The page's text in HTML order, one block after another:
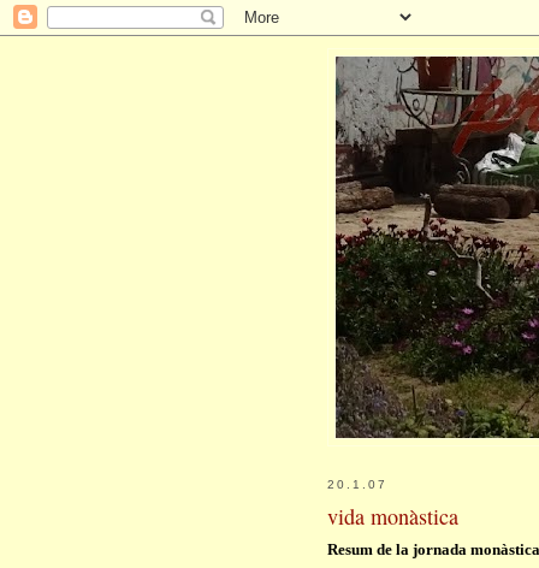
20.1.07
vida monàstica
Resum de la jornada monàstica